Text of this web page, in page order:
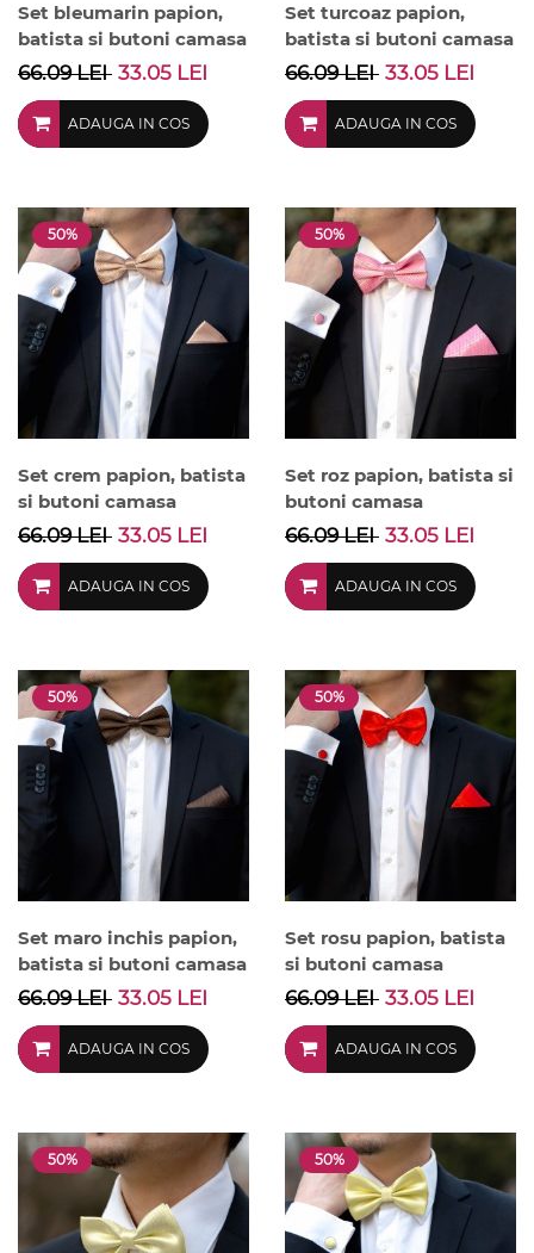
Set bleumarin papion,
batista si butoni camasa
66.09 LEI 33.05 LEI
ADAUGA IN COS
Set turcoaz papion,
batista si butoni camasa
66.09 LEI 33.05 LEI
ADAUGA IN COS
50%
Set crem papion, batista
si butoni camasa
66.09 LEI 33.05 LEI
ADAUGA IN COS
50%
Set roz papion, batista si
butoni camasa
66.09 LEI 33.05 LEI
ADAUGA IN COS
50%
Set maro inchis papion,
batista si butoni camasa
66.09 LEI 33.05 LEI
ADAUGA IN COS
50%
Set rosu papion, batista
si butoni camasa
66.09 LEI 33.05 LEI
ADAUGA IN COS
50% 50%